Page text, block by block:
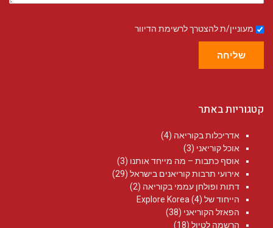
מעוניין/ת להצטרך לרשימת הדיוור
שליחה
קטגוריות באתר
אדריכלות בקוריאה (4)
אוכל קוריאני (3)
אוסף כתבות – מה מייחד אותנו (3)
אירועי תרבות קוריאנים בישראל (29)
דתות ופולחן עממי בקוריאה (2)
הייחוד של Explore Korea (4)
הפאזל הקוריאני (38)
הרשמה לטיול (18)